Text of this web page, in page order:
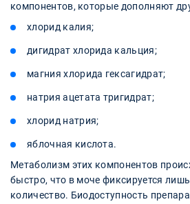
компонентов, которые дополняют
хлорид калия;
дигидрат хлорида кальция;
магния хлорида гексагидрат;
натрия ацетата тригидрат;
хлорид натрия;
яблочная кислота.
Метаболизм этих компонентов
быстро, что в моче фиксируется
количество. Биодоступность